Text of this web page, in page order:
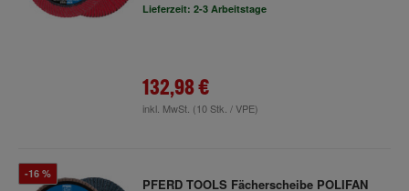
Lieferzeit: 2-3 Arbeitstage
132,98 €
inkl. MwSt. (10 Stk. / VPE)
-16 %
PFERD TOOLS Fächerscheibe POLIFAN